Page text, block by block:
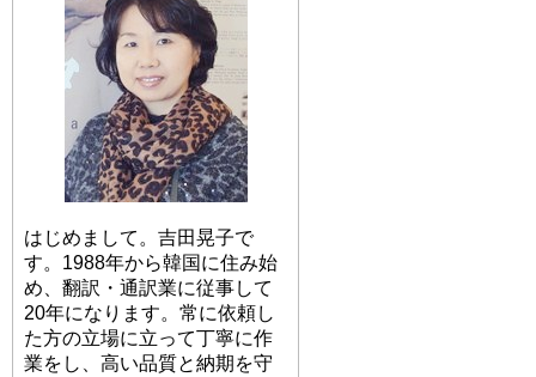
はじめまして。吉田晃子で
す。1988年から韓国に住み始
め、翻訳・通訳業に従事して
20年になります。常に依頼し
た方の立場に立って丁寧に作
業をし、高い品質と納期を守